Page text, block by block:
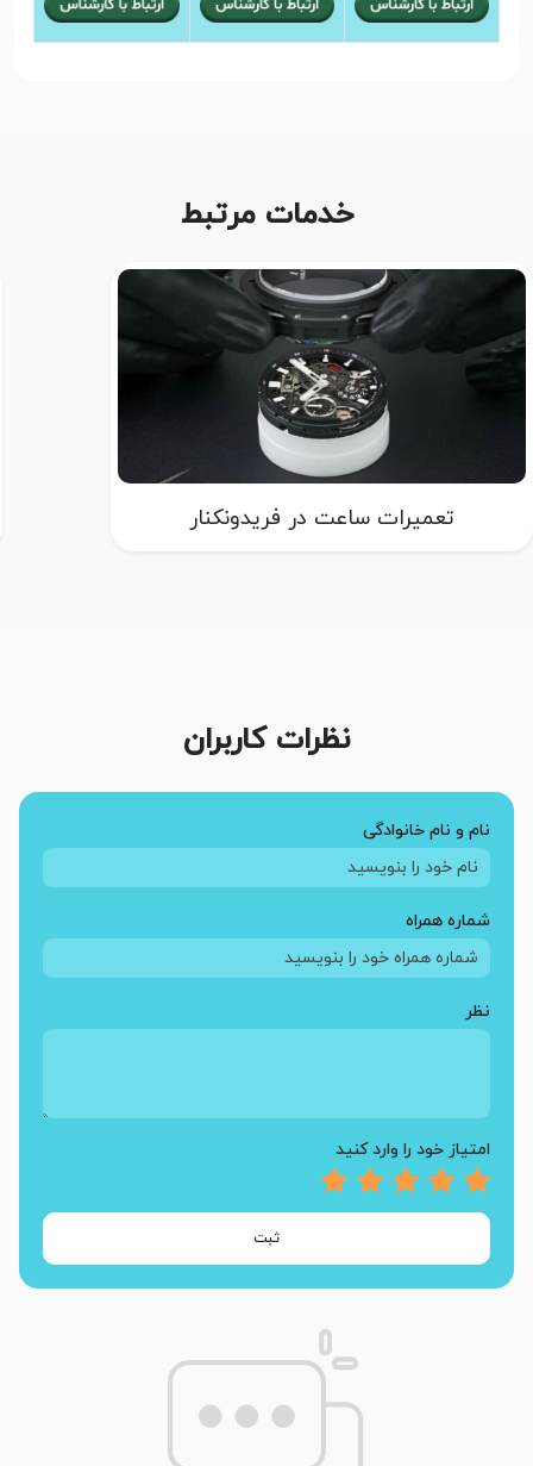
خدمات مرتبط
تعمیرات ساعت در فریدونکنار
نظرات کاربران
نام و نام خانوادگی
شماره همراه
نظر
امتیاز خود را وارد کنید
ثبت